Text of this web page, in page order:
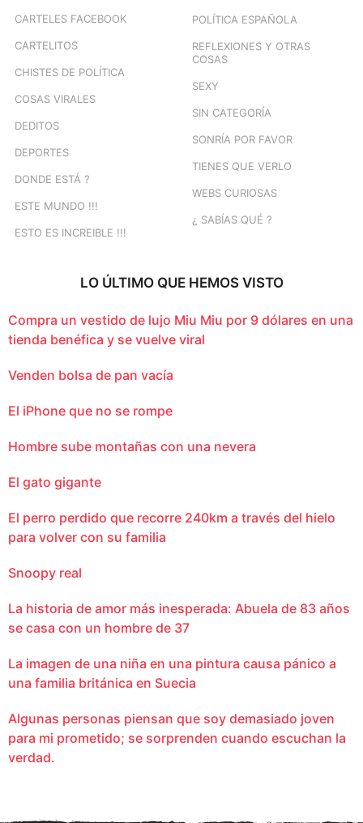
CARTELES FACEBOOK
CARTELITOS
CHISTES DE POLÍTICA
COSAS VIRALES
DEDITOS
DEPORTES
DONDE ESTÁ ?
ESTE MUNDO !!!
ESTO ES INCREIBLE !!!
POLÍTICA ESPAÑOLA
REFLEXIONES Y OTRAS
COSAS
SEXY
SIN CATEGORÍA
SONRÍA POR FAVOR
TIENES QUE VERLO
WEBS CURIOSAS
¿ SABÍAS QUÉ ?
LO ÚLTIMO QUE HEMOS VISTO
Compra un vestido de lujo Miu Miu por 9 dólares en una
tienda benéfica y se vuelve viral
Venden bolsa de pan vacía
El iPhone que no se rompe
Hombre sube montañas con una nevera
El gato gigante
El perro perdido que recorre 240km a través del hielo
para volver con su familia
Snoopy real
La historia de amor más inesperada: Abuela de 83 años
se casa con un hombre de 37
La imagen de una niña en una pintura causa pánico a
una familia británica en Suecia
Algunas personas piensan que soy demasiado joven
para mi prometido; se sorprenden cuando escuchan la
verdad.